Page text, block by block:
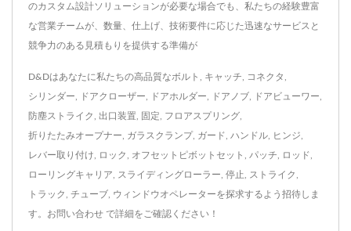
のカスタム設計ソリューションが必要な場合でも、私たちの経験豊富
な営業チームが、数量、仕上げ、技術要件に応じた迅速なサービスと
競争力のある見積もりを提供する準備が
D&Dはあなたに私たちの高品質なボルト キャッチ コネクタ
シリンダー ドアクローザー ドアホルダー ドアノブ ドアビューワー
防塵ストライク 出口装置 固定 フロアスプリング
折りたたみオープナー ガラスクランプ, ガード ハンドル ヒンジ
レバー取り付け ロック オフセットピボットセット パッチ ロッド
ローリングキャリア スライディングローラー 停止 ストライク
トラック チューブ ウィンドウオペレーターを探求するよう招待しま
す。 お問い合わせ で詳細をご確認ください！